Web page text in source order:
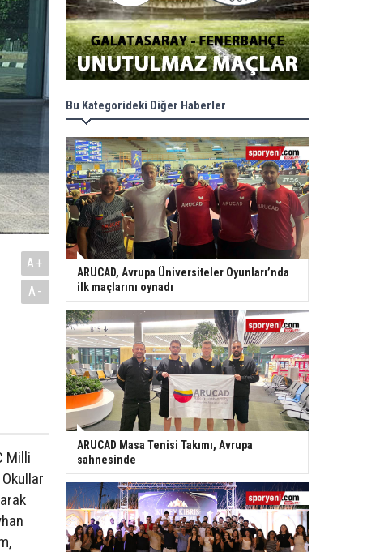
A+
A-
Milli
Bu Kategorideki Diğer Haberler
ARUCAD, Avrupa Üniversiteler Oyunları’nda
ilk maçlarını oynadı
ARUCAD Masa Tenisi Takımı, Avrupa
sahnesinde